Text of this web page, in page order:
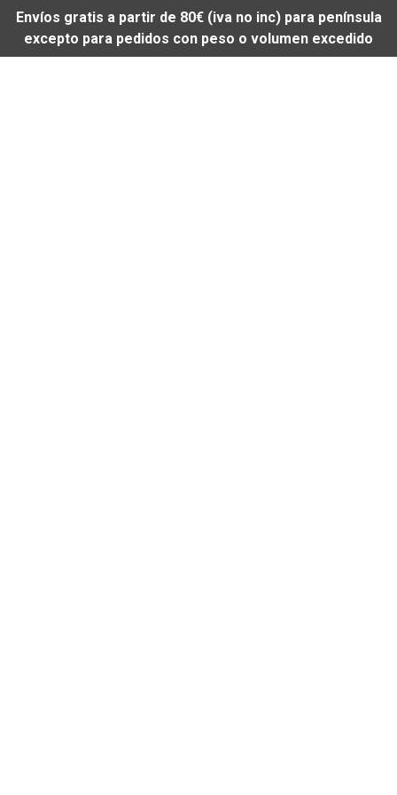
Envíos gratis a partir de 80€ (iva no inc) para península
excepto para pedidos con peso o volumen excedido